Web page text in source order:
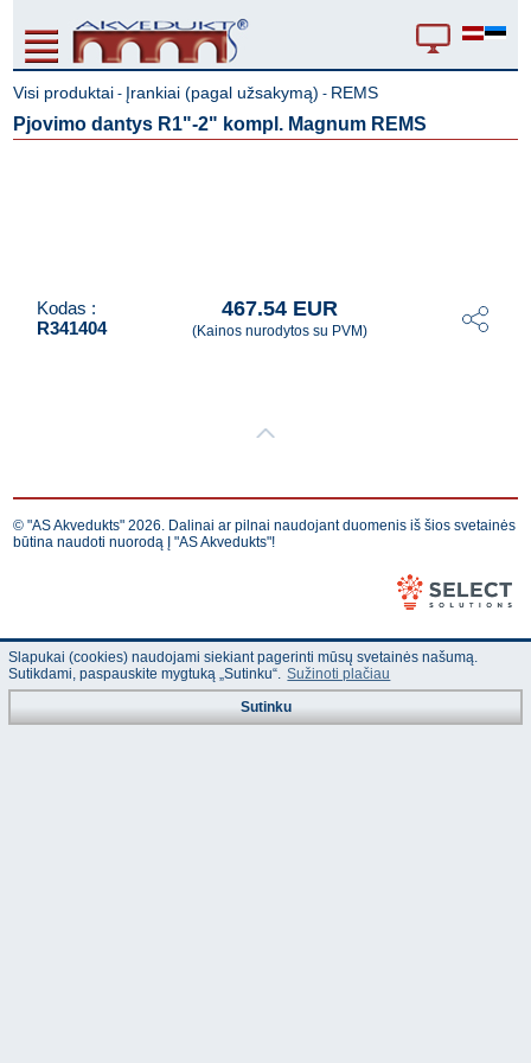
Visi produktai - Įrankiai (pagal užsakymą) - REMS
Pjovimo dantys R1"-2" kompl. Magnum REMS
Kodas :
R341404
467.54 EUR
(Kainos nurodytos su PVM)
© "AS Akvedukts" 2026. Dalinai ar pilnai naudojant duomenis iš šios svetainės
būtina naudoti nuorodą Į "AS Akvedukts"!
Slapukai (cookies) naudojami siekiant pagerinti mūsų svetainės našumą.
Sutikdami, paspauskite mygtuką „Sutinku“. Sužinoti plačiau
Sutinku